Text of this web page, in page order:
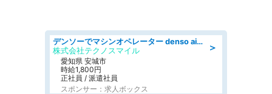
＞
デンソーでマシンオペレーター denso aichi
株式会社テクノスマイル
愛知県 安城市
時給1,800円
正社員 / 派遣社員
スポンサー：求人ボックス